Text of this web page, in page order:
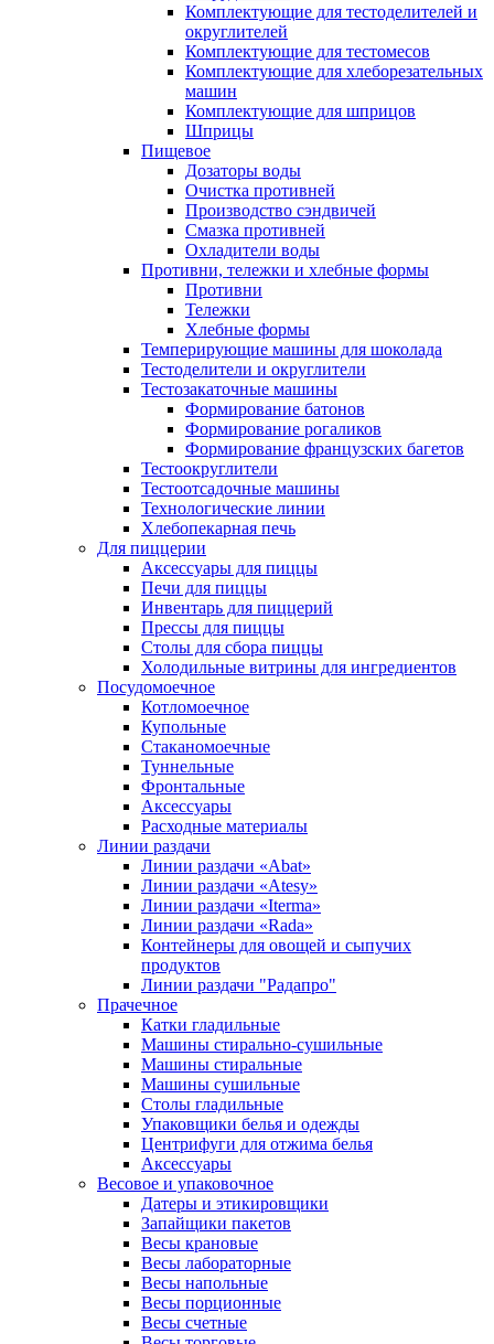
Комплектующие для тестоделителей и
округлителей
Комплектующие для тестомесов
Комплектующие для хлеборезательных
машин
Комплектующие для шприцов
Шприцы
Пищевое
Дозаторы воды
Очистка противней
Производство сэндвичей
Смазка противней
Охладители воды
Противни, тележки и хлебные формы
Противни
Тележки
Хлебные формы
Темперирующие машины для шоколада
Тестоделители и округлители
Тестозакаточные машины
Формирование батонов
Формирование рогаликов
Формирование французских багетов
Тестоокруглители
Тестоотсадочные машины
Технологические линии
Хлебопекарная печь
Для пиццерии
Аксессуары для пиццы
Печи для пиццы
Инвентарь для пиццерий
Прессы для пиццы
Столы для сбора пиццы
Холодильные витрины для ингредиентов
Посудомоечное
Котломоечное
Купольные
Стаканомоечные
Туннельные
Фронтальные
Аксессуары
Расходные материалы
Линии раздачи
Линии раздачи «Abat»
Линии раздачи «Atesy»
Линии раздачи «Iterma»
Линии раздачи «Rada»
Контейнеры для овощей и сыпучих
продуктов
Линии раздачи "Радапро"
Прачечное
Катки гладильные
Машины стирально-сушильные
Машины стиральные
Машины сушильные
Столы гладильные
Упаковщики белья и одежды
Центрифуги для отжима белья
Аксессуары
Весовое и упаковочное
Датеры и этикировщики
Запайщики пакетов
Весы крановые
Весы лабораторные
Весы напольные
Весы порционные
Весы счетные